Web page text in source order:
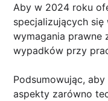
Aby w 2024 roku
specjalizujących
wymagania prawne
wypadków przy
Podsumowując,
aspekty zarówno